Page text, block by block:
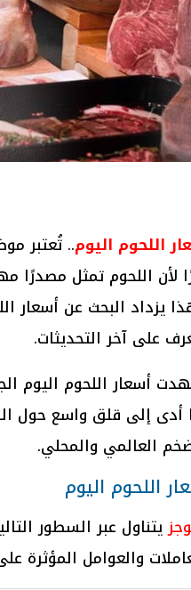
اللحوم اليوم.. تُعتبر
لأن اللحوم تمثل مصدرًا
على آخر التحديثات.
أدى إلى قلق واسع حول
العالمي والمحلي.
اللحوم اليوم
والعوامل المؤثرة